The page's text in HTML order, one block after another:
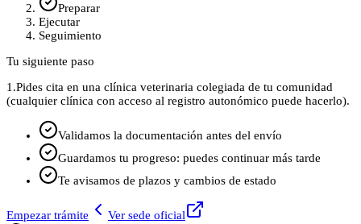
Preparar
Ejecutar
Seguimiento
Tu siguiente paso
1.Pides cita en una clínica veterinaria colegiada de tu comunidad
(cualquier clínica con acceso al registro autonómico puede hacerlo).
Validamos la documentación antes del envío
Guardamos tu progreso: puedes continuar más tarde
Te avisamos de plazos y cambios de estado
Empezar trámite Ver sede oficial